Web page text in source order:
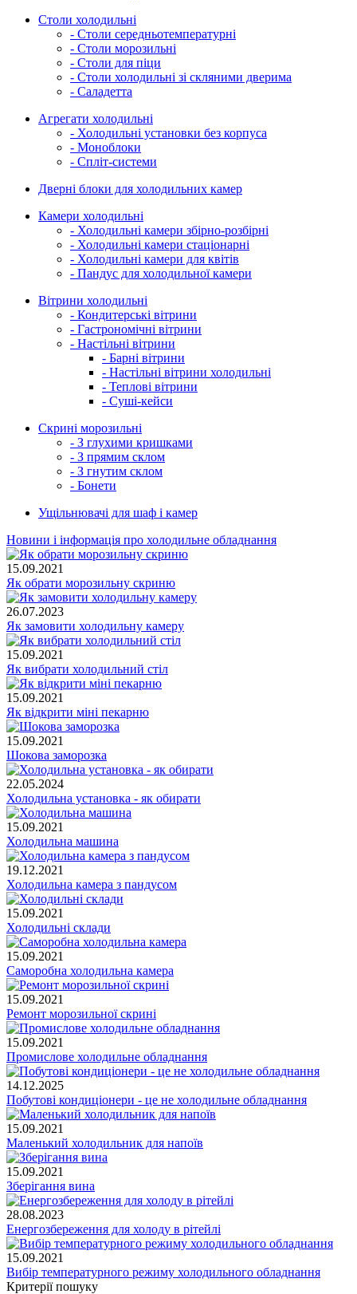
Столи холодильні
- Столи середньотемпературні
- Столи морозильні
- Столи для піци
- Столи холодильні зі скляними дверима
- Саладетта
Агрегати холодильні
- Холодильні установки без корпуса
- Моноблоки
- Спліт-системи
Дверні блоки для холодильних камер
Камери холодильні
- Холодильні камери збірно-розбірні
- Холодильні камери стаціонарні
- Холодильні камери для квітів
- Пандус для холодильної камери
Вітрини холодильні
- Кондитерські вітрини
- Гастрономічні вітрини
- Настільні вітрини
- Барні вітрини
- Настільні вітрини холодильні
- Теплові вітрини
- Суші-кейси
Скрині морозильні
- З глухими кришками
- З прямим склом
- З гнутим склом
- Бонети
Ущільнювачі для шаф і камер
Новини і інформація про холодильне обладнання
15.09.2021
Як обрати морозильну скриню
26.07.2023
Як замовити холодильну камеру
15.09.2021
Як вибрати холодильний стіл
15.09.2021
Як відкрити міні пекарню
15.09.2021
Шокова заморозка
22.05.2024
Холодильна установка - як обирати
15.09.2021
Холодильна машина
19.12.2021
Холодильна камера з пандусом
15.09.2021
Холодильні склади
15.09.2021
Саморобна холодильна камера
15.09.2021
Ремонт морозильної скрині
15.09.2021
Промислове холодильне обладнання
14.12.2025
Побутові кондиціонери - це не холодильне обладнання
15.09.2021
Маленький холодильник для напоїв
15.09.2021
Зберігання вина
28.08.2023
Енергозбереження для холоду в рітейлі
15.09.2021
Вибір температурного режиму холодильного обладнання
Критерії пошуку